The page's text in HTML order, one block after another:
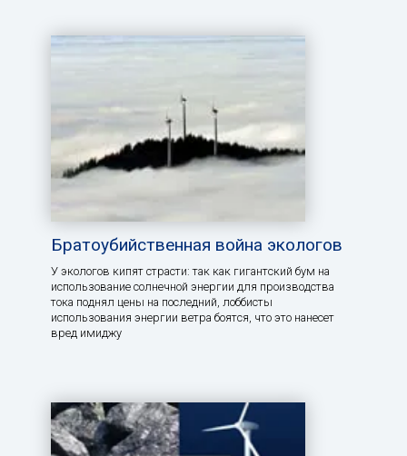
Братоубийственная война экологов
У экологов кипят страсти: так как гигантский бум на
использование солнечной энергии для производства
тока поднял цены на последний, лоббисты
использования энергии ветра боятся, что это нанесет
вред имиджу